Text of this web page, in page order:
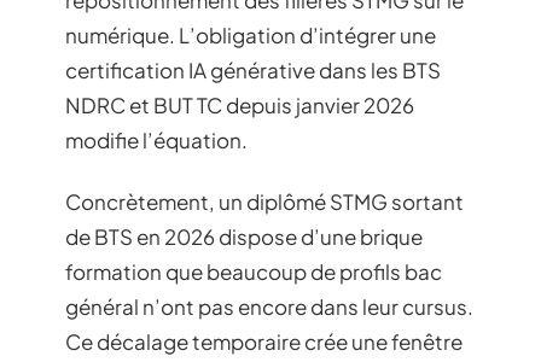
numérique. L’obligation d’intégrer une
certification IA générative dans les BTS
NDRC et BUT TC depuis janvier 2026
modifie l’équation.
Concrètement, un diplômé STMG sortant
de BTS en 2026 dispose d’une brique
formation que beaucoup de profils bac
général n’ont pas encore dans leur cursus.
Ce décalage temporaire crée une fenêtre